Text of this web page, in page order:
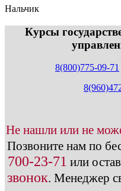
Нальчик
Курсы
8(800)775-09-71
Не нашли или не
Позвоните нам по
700-23-71 или
звонок. Менеджер